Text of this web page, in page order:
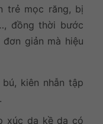
trẻ mọc răng, bị
đồng thời bước
giản mà hiệu
kiên nhẫn tập
xúc da kề da có